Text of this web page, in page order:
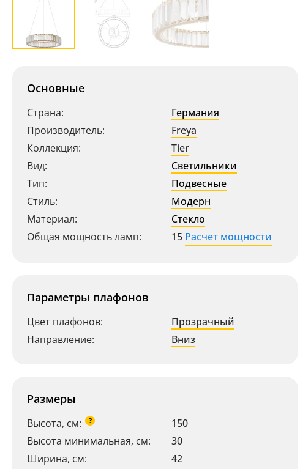
Основные
Страна:
Германия
Производитель:
Freya
Коллекция:
Tier
Вид:
Светильники
Тип:
Подвесные
Стиль:
Модерн
Материал:
Стекло
Общая мощность ламп:
15 Расчет мощности
Параметры плафонов
Цвет плафонов:
Прозрачный
Направление:
Вниз
Размеры
Высота, см: ?
150
Высота минимальная, см:
30
Ширина, см:
42